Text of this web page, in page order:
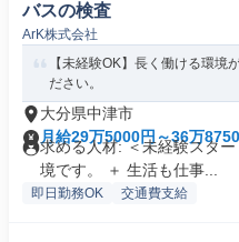
バスの検査
ArK株式会社
【未経験OK】長く働ける環境
ださい。
大分県中津市
月給29万5000円～36万
求める人材: ＜未経験スタ
境です。 ＋ 生活も仕事...
即日勤務OK 交通費支給